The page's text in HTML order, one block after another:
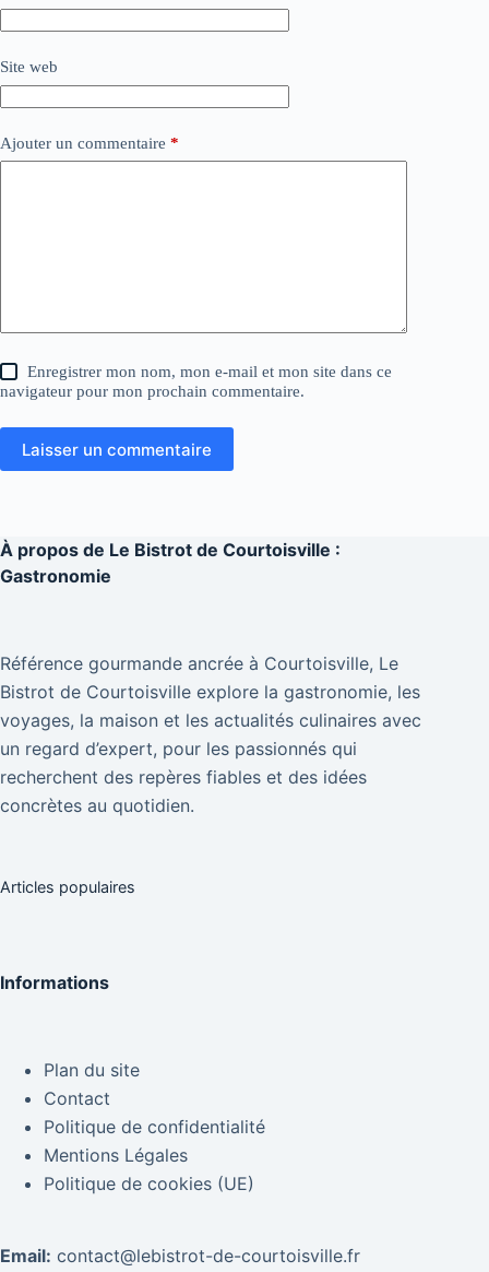
Site web
Ajouter un commentaire *
Enregistrer mon nom, mon e-mail et mon site dans ce
navigateur pour mon prochain commentaire.
Laisser un commentaire
À propos de Le Bistrot de Courtoisville :
Gastronomie
Référence gourmande ancrée à Courtoisville, Le
Bistrot de Courtoisville explore la gastronomie, les
voyages, la maison et les actualités culinaires avec
un regard d’expert, pour les passionnés qui
recherchent des repères fiables et des idées
concrètes au quotidien.
Articles populaires
Informations
Plan du site
Contact
Politique de confidentialité
Mentions Légales
Politique de cookies (UE)
Email: contact@lebistrot-de-courtoisville.fr